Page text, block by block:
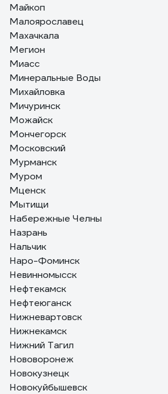
Майкоп
Малоярославец
Махачкала
Мегион
Миасс
Минеральные Воды
Михайловка
Мичуринск
Можайск
Мончегорск
Московский
Мурманск
Муром
Мценск
Мытищи
Набережные Челны
Назрань
Нальчик
Наро-Фоминск
Невинномысск
Нефтекамск
Нефтеюганск
Нижневартовск
Нижнекамск
Нижний Тагил
Нововоронеж
Новокузнецк
Новокуйбышевск